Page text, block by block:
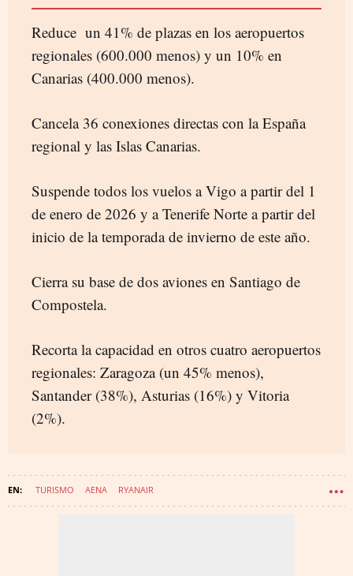
Reduce un 41% de plazas en los aeropuertos
regionales (600.000 menos) y un 10% en
Canarias (400.000 menos).
Cancela 36 conexiones directas con la España
regional y las Islas Canarias.
Suspende todos los vuelos a Vigo a partir del 1
de enero de 2026 y a Tenerife Norte a partir del
inicio de la temporada de invierno de este año.
Cierra su base de dos aviones en Santiago de
Compostela.
Recorta la capacidad en otros cuatro aeropuertos
regionales: Zaragoza (un 45% menos),
Santander (38%), Asturias (16%) y Vitoria
(2%).
TURISMO AENA RYANAIR